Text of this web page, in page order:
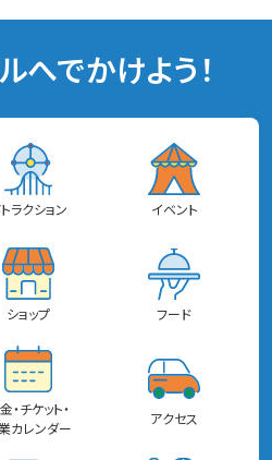
へでかけよう！
ラクション イベント
ショップ フード
・チケット・
カレンダー
アクセス